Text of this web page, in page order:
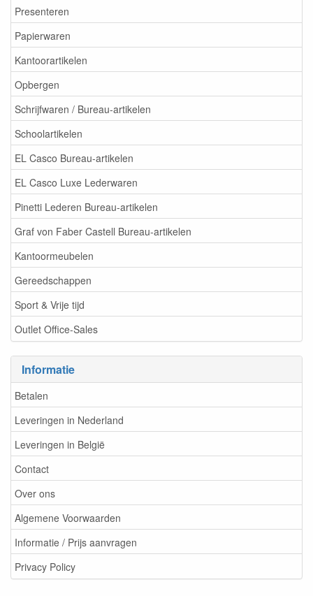
Presenteren
Papierwaren
Kantoorartikelen
Opbergen
Schrijfwaren / Bureau-artikelen
Schoolartikelen
EL Casco Bureau-artikelen
EL Casco Luxe Lederwaren
Pinetti Lederen Bureau-artikelen
Graf von Faber Castell Bureau-artikelen
Kantoormeubelen
Gereedschappen
Sport & Vrije tijd
Outlet Office-Sales
Informatie
Betalen
Leveringen in Nederland
Leveringen in België
Contact
Over ons
Algemene Voorwaarden
Informatie / Prijs aanvragen
Privacy Policy